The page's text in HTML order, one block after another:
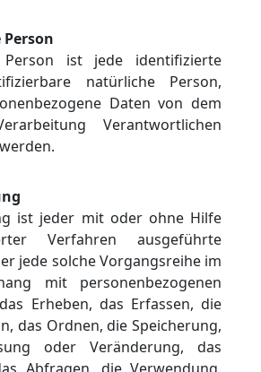
Person ist jede identifizierte
natürliche Person,
Daten von dem
Verantwortlichen
ist jeder mit oder ohne Hilfe
Verfahren ausgeführte
jede solche Vorgangsreihe im
mit personenbezogenen
Erheben, das Erfassen, die
das Ordnen, die Speicherung,
oder Veränderung, das